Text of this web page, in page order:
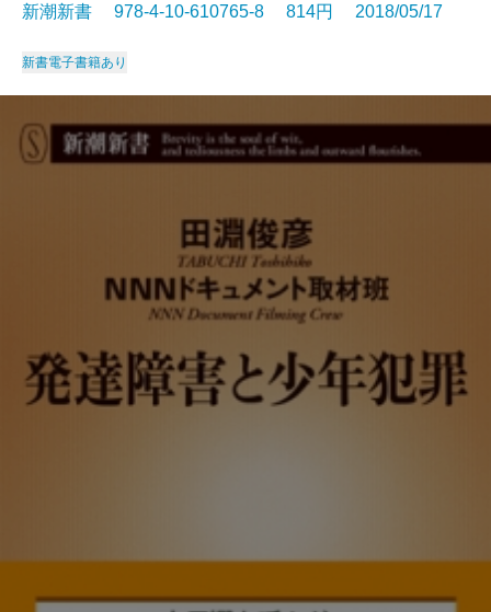
新潮新書 978-4-10-610765-8 814円 2018/05/17
新書電子書籍あり